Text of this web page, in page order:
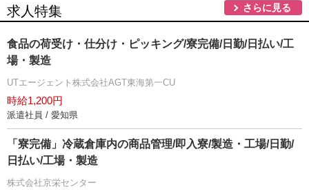
求人特集 さらに見る
食品の荷受け・仕分け・ピッキング/寮完備/日勤/日払い/工
場・製造
UTエージェント株式会社AGT東海第一CU
時給1,200円
派遣社員 / 愛知県
「寮完備」冷蔵倉庫内の商品管理/即入寮/製造・工場/日勤/
日払い/工場・製造
株式会社京栄センター